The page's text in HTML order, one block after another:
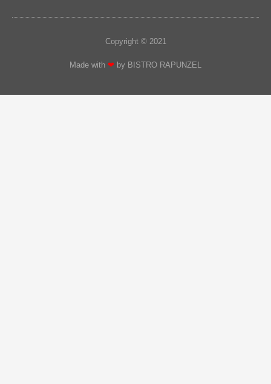
Copyright © 2021
Made with ❤ by BISTRO RAPUNZEL​​